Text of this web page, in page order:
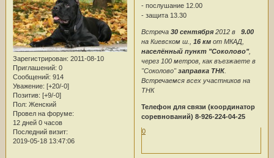
Зарегистрирован: 2011-08-10
Приглашений: 0
Сообщений: 914
Уважение: [+20/-0]
Позитив: [+9/-0]
Пол: Женский
Провел на форуме:
12 дней 0 часов
Последний визит:
2019-05-18 13:47:06
- послушание 12.00
- защита 13.30
Встреча 30 сентября2012 в
9.00
на Киевском ш., 16 кмот МКАД,
населённый пункт "Соколово",
через 100 метров, как въезжаете в
"Соколово"заправка ТНК.
Встречаемся всех участников на
ТНК
Телефон для связи (координатор
соревнований) 8-926-224-04-25
0